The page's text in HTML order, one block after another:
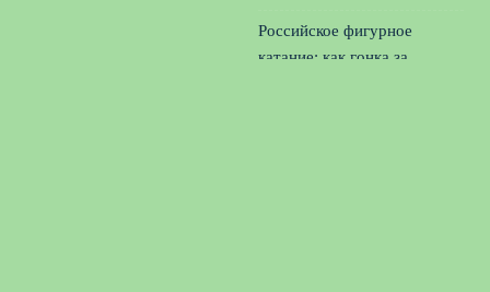
Российское фигурное
катание: как гонка за